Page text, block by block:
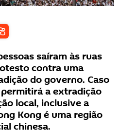
saíram às ruas
contra uma
do governo. Caso
a extradição
local, inclusive a
Kong é uma região
chinesa.